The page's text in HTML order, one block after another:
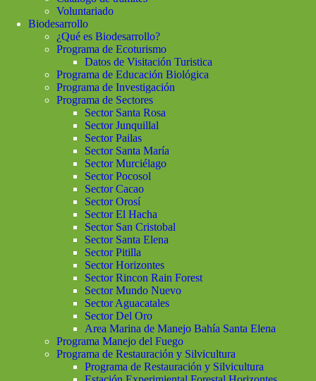
Voluntariado
Biodesarrollo
¿Qué es Biodesarrollo?
Programa de Ecoturismo
Datos de Visitación Turistica
Programa de Educación Biológica
Programa de Investigación
Programa de Sectores
Sector Santa Rosa
Sector Junquillal
Sector Pailas
Sector Santa María
Sector Murciélago
Sector Pocosol
Sector Cacao
Sector Orosí
Sector El Hacha
Sector San Cristobal
Sector Santa Elena
Sector Pitilla
Sector Horizontes
Sector Rincon Rain Forest
Sector Mundo Nuevo
Sector Aguacatales
Sector Del Oro
Area Marina de Manejo Bahía Santa Elena
Programa Manejo del Fuego
Programa de Restauración y Silvicultura
Programa de Restauración y Silvicultura